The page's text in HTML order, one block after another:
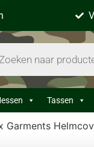
Tassen
Garments